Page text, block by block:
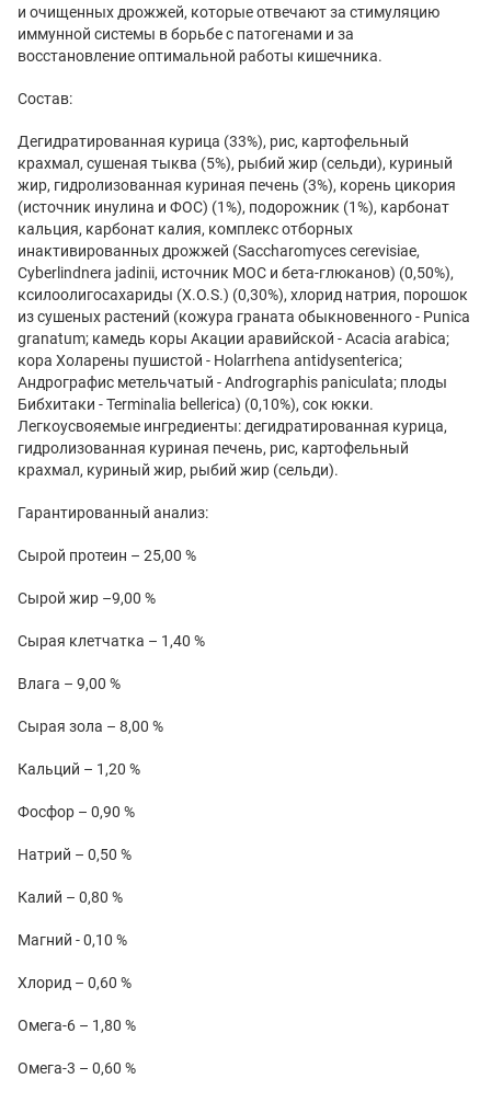
и очищенных дрожжей, которые отвечают за стимуляцию
иммунной системы в борьбе с патогенами и за
восстановление оптимальной работы кишечника.
Состав:
Дегидратированная курица (33%), рис, картофельный
крахмал, сушеная тыква (5%), рыбий жир (сельди), куриный
жир, гидролизованная куриная печень (3%), корень цикория
(источник инулина и ФОС) (1%), подорожник (1%), карбонат
кальция, карбонат калия, комплекс отборных
инактивированных дрожжей (Saccharomyces cerevisiae,
Cyberlindnera jadinii, источник МОС и бета-глюканов) (0,50%),
ксилоолигосахариды (X.O.S.) (0,30%), хлорид натрия, порошок
из сушеных растений (кожура граната обыкновенного - Punica
granatum; камедь коры Акации аравийской - Acacia arabica;
кора Холарены пушистой - Holarrhena antidysenterica;
Андрографис метельчатый - Andrographis paniculata; плоды
Бибхитаки - Terminalia bellerica) (0,10%), сок юкки.
Легкоусвояемые ингредиенты: дегидратированная курица,
гидролизованная куриная печень, рис, картофельный
крахмал, куриный жир, рыбий жир (сельди).
Гарантированный анализ:
Сырой протеин – 25,00 %
Сырой жир –9,00 %
Сырая клетчатка – 1,40 %
Влага – 9,00 %
Сырая зола – 8,00 %
Кальций – 1,20 %
Фосфор – 0,90 %
Натрий – 0,50 %
Калий – 0,80 %
Магний - 0,10 %
Хлорид – 0,60 %
Омега-6 – 1,80 %
Омега-3 – 0,60 %